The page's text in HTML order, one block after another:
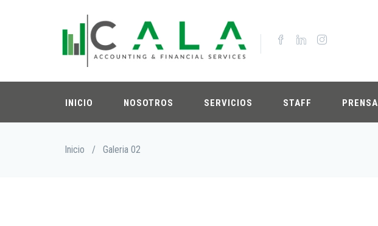
INICIO NOSOTROS SERVICIOS STAFF PRENSA
Sobrescribir
Inicio / Galeria 02